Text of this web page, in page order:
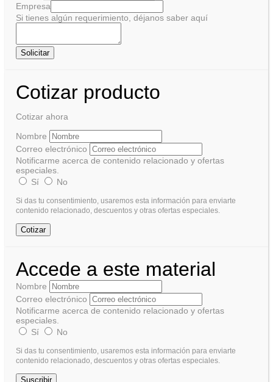
Empresa
Si tienes algún requerimiento, déjanos saber aquí
Solicitar
Cotizar producto
Cotizar ahora
Nombre
Correo electrónico
Notificarme acerca de contenido relacionado y ofertas
especiales.
Sí
No
Si das tu consentimiento, usaremos esta información para enviarte
contenido relacionado, descuentos y otras ofertas especiales.
Cotizar
Accede a este material
Nombre
Correo electrónico
Notificarme acerca de contenido relacionado y ofertas
especiales.
Sí
No
Si das tu consentimiento, usaremos esta información para enviarte
contenido relacionado, descuentos y otras ofertas especiales.
Suscribir